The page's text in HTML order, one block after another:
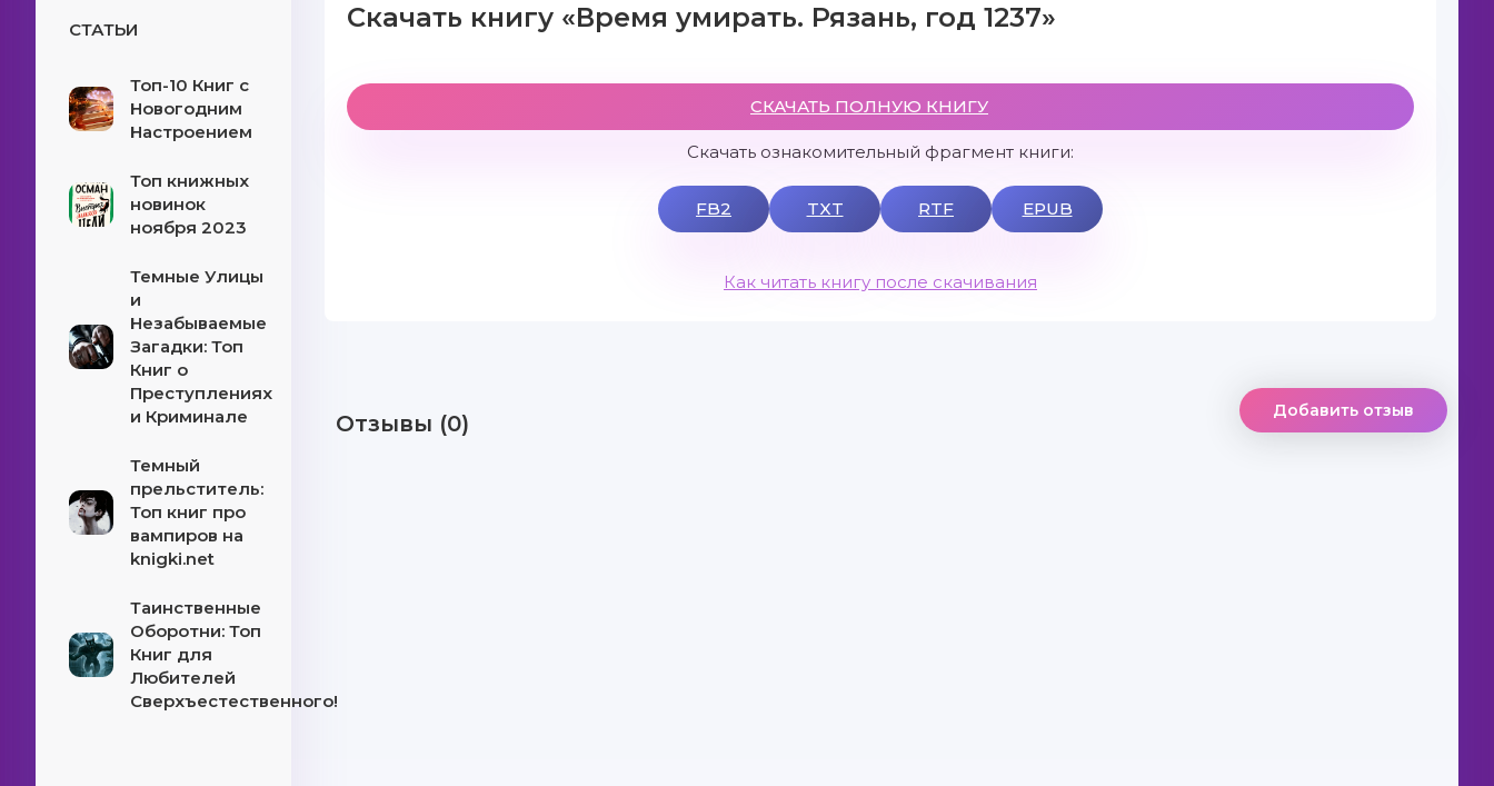
СТАТЬИ
Топ-10 Книг с
Новогодним
Настроением
Топ книжных
новинок
ноября 2023
Темные Улицы
и
Незабываемые
Загадки: Топ
Книг о
Преступлениях
и Криминале
Темный
прельститель:
Топ книг про
вампиров на
knigki.net
Таинственные
Оборотни: Топ
Книг для
Любителей
Сверхъестественного!
Скачать книгу «Время умирать. Рязань, год 1237»
СКАЧАТЬ ПОЛНУЮ КНИГУ
Скачать ознакомительный фрагмент книги:
FB2 TXT RTF EPUB
Как читать книгу после скачивания
Отзывы (0) Добавить отзыв